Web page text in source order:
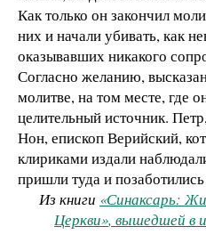
Как только он закончил
них и начали убивать, как
оказывавших никакого
Согласно желанию,
молитве, на том месте, где
целительный источник.
Нон, епископ Верийский,
клириками издали
пришли туда и
Из книги «Синаксарь:
Церкви», вышедшей в